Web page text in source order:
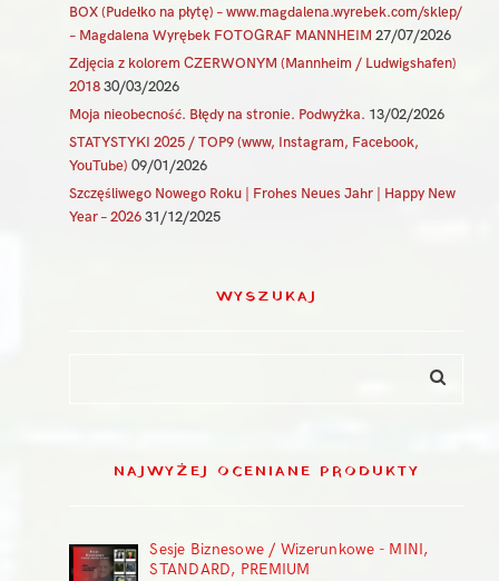
BOX (Pudełko na płytę) – www.magdalena.wyrebek.com/sklep/
– Magdalena Wyrębek FOTOGRAF MANNHEIM 27/07/2026
Zdjęcia z kolorem CZERWONYM (Mannheim / Ludwigshafen)
2018 30/03/2026
Moja nieobecność. Błędy na stronie. Podwyżka. 13/02/2026
STATYSTYKI 2025 / TOP9 (www, Instagram, Facebook,
YouTube) 09/01/2026
Szczęśliwego Nowego Roku | Frohes Neues Jahr | Happy New
Year – 2026 31/12/2025
WYSZUKAJ
NAJWYŻEJ OCENIANE PRODUKTY
Sesje Biznesowe / Wizerunkowe - MINI,
STANDARD, PREMIUM